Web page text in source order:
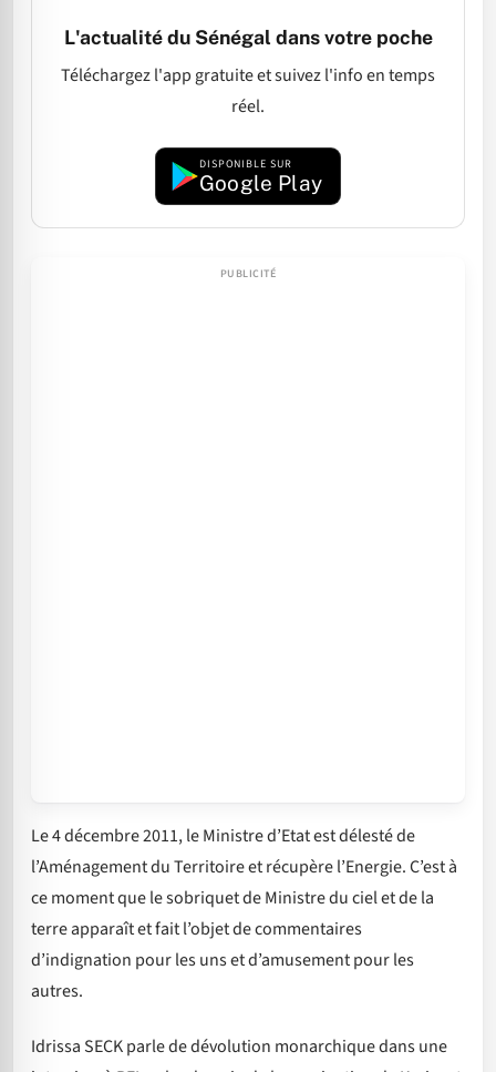
L'actualité du Sénégal dans votre poche
Téléchargez l'app gratuite et suivez l'info en temps
réel.
DISPONIBLE SUR
Google Play
Le 4 décembre 2011, le Ministre d’Etat est délesté de
l’Aménagement du Territoire et récupère l’Energie. C’est à
ce moment que le sobriquet de Ministre du ciel et de la
terre apparaît et fait l’objet de commentaires
d’indignation pour les uns et d’amusement pour les
autres.
Idrissa SECK parle de dévolution monarchique dans une